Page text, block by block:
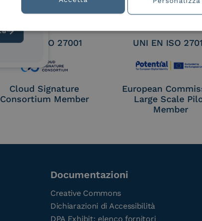
UNI EN ISO 27001 UNI EN ISO
Cloud Signature
Consortium Member
European
Large Scale
Member
Documentazioni
Creative Commons
Dichiarazioni di Accessibilità
DPA Exhibit: elenco fornitori